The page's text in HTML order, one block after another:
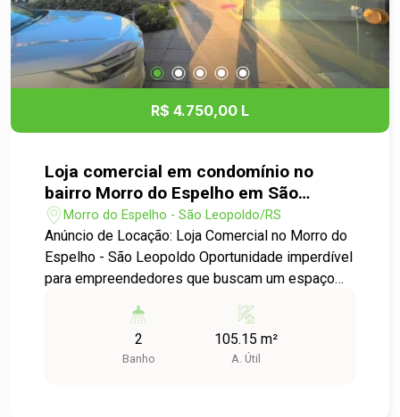
R$ 4.750,00 L
Loja comercial em condomínio no
bairro Morro do Espelho em São
Leopoldo
Morro do Espelho - São Leopoldo/RS
Anúncio de Locação: Loja Comercial no Morro do
Espelho - São Leopoldo Oportunidade imperdível
para empreendedores que buscam um espaço
locação uma loja comercial em um condomínio
localizado no bairro Morro do Espelho, em São
2
Banho
105.15 m²
A. Útil